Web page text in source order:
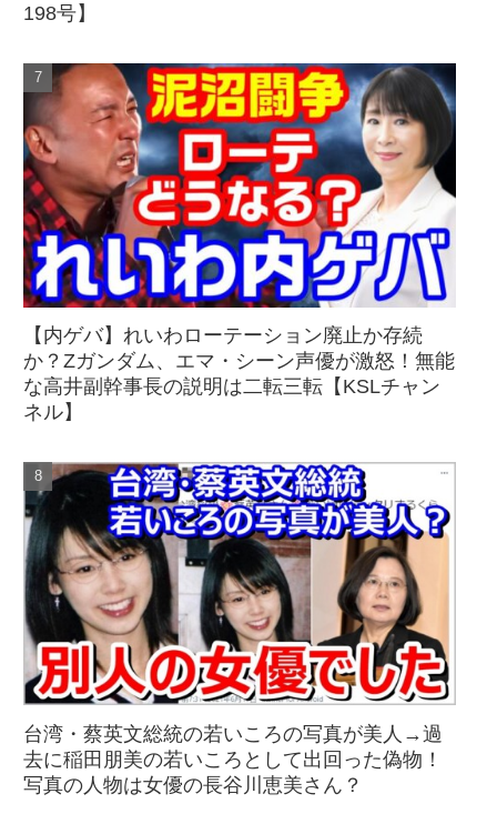
198号】
【内ゲバ】れいわローテーション廃止か存続
か？Zガンダム、エマ・シーン声優が激怒！無能
な高井副幹事長の説明は二転三転【KSLチャン
ネル】
台湾・蔡英文総統の若いころの写真が美人→過
去に稲田朋美の若いころとして出回った偽物！
写真の人物は女優の長谷川恵美さん？